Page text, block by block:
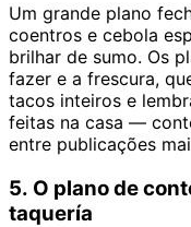
Um grande plano
coentros e cebola
brilhar de sumo. Os
fazer e a frescura,
tacos inteiros e
feitas na casa —
entre publicações
5. O plano de
taquería